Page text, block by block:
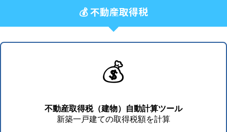
💰 不動産取得税
💰
不動産取得税（建物）自動計算ツール
新築一戸建ての取得税額を計算